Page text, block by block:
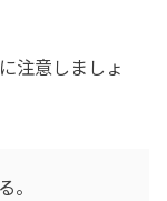
注意しましょ
。